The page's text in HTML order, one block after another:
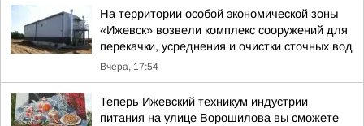
На территории особой экономической зоны
«Ижевск» возвели комплекс сооружений для
перекачки, усреднения и очистки сточных вод
Вчера, 17:54
Теперь Ижевский техникум индустрии
питания на улице Ворошилова вы сможете